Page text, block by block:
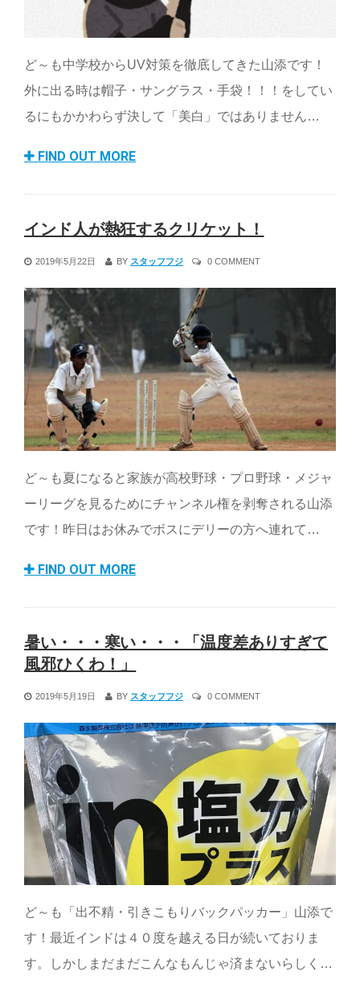
ど～も中学校からUV対策を徹底してきた山添です！
外に出る時は帽子・サングラス・手袋！！！をしてい
るにもかかわらず決して「美白」ではありません…
FIND OUT MORE
インド人が熱狂するクリケット！
2019年5月22日 BY スタッフフジ 0 COMMENT
ど～も夏になると家族が高校野球・プロ野球・メジャ
ーリーグを見るためにチャンネル権を剥奪される山添
です！昨日はお休みでボスにデリーの方へ連れて…
FIND OUT MORE
暑い・・・寒い・・・「温度差ありすぎて
風邪ひくわ！」
2019年5月19日 BY スタッフフジ 0 COMMENT
ど～も「出不精・引きこもりバックパッカー」山添で
す！最近インドは４０度を越える日が続いておりま
す。しかしまだまだこんなもんじゃ済まないらしく…